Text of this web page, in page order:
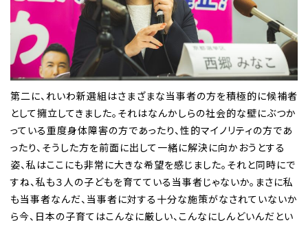
第二に、れいわ新選組はさまざまな当事者の方を積極的に候補者
として擁立してきました。それはなんかしらの社会的な壁にぶつか
っている重度身体障害の方であったり、性的マイノリティの方であ
ったり、そうした方を前面に出して一緒に解決に向かおうとする
姿、私はここにも非常に大きな希望を感じました。それと同時にで
すね、私も３人の子どもを育てている当事者じゃないか。まさに私
も当事者なんだ、当事者に対する十分な施策がなされていないか
ら今、日本の子育てはこんなに厳しい、こんなにしんどいんだとい